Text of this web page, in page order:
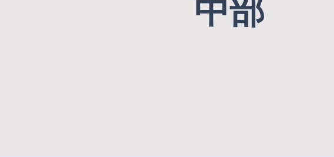
中部